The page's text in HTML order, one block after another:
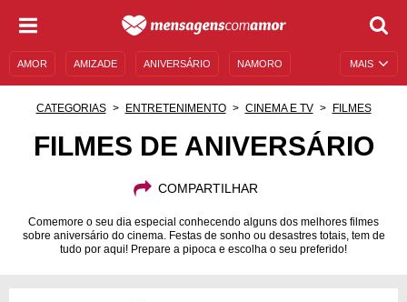
MAIS
AMOR AMIZADE ANIVERSÁRIO NAMORO
CATEGORIAS ENTRETENIMENTO CINEMA E TV FILMES
FILMES DE ANIVERSÁRIO
COMPARTILHAR
Comemore o seu dia especial conhecendo alguns dos melhores filmes
sobre aniversário do cinema. Festas de sonho ou desastres totais, tem de
tudo por aqui! Prepare a pipoca e escolha o seu preferido!